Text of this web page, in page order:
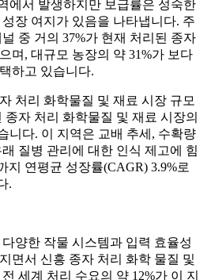
에서 발생하지만 보급률은 성숙한
장 여지가 있음을 나타냅니다. 주
중 거의 37%가 현재 처리된 종자
며, 대규모 농장의 약 31%가 보다
하고 있습니다.
처리 화학물질 및 재료 시장 규모
종자 처리 화학물질 및 재료 시장의
니다. 이 지역은 교배 추세, 수확량
질병 관리에 대한 인식 제고에 힘
지 연평균 성장률(CAGR) 3.9%로
.
양한 작물 시스템과 입력 효율성
면서 신흥 종자 처리 화학 물질 및
세계 처리 수요의 약 12%가 이 지